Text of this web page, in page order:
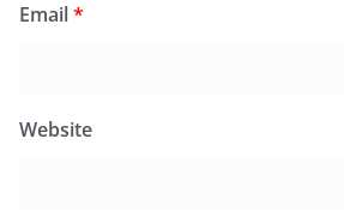
Email*
Website